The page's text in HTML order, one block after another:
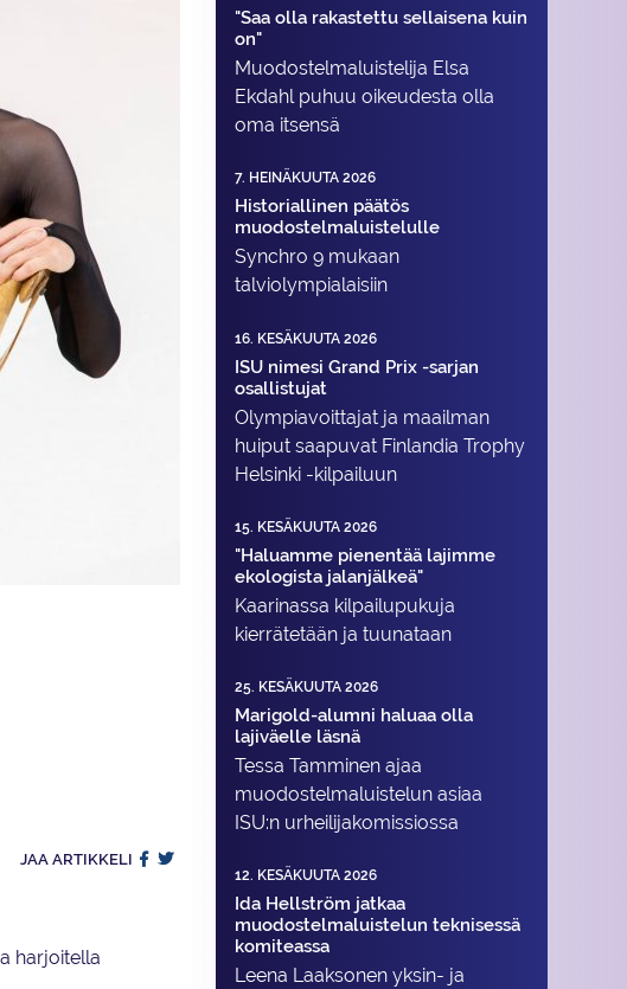
JAA ARTIKKELI
harjoitella
"Saa olla rakastettu sellaisena kuin
on"
Muodostelma­luistelija Elsa
Ekdahl puhuu oikeudesta olla
oma itsensä
7. HEINÄKUUTA 2026
Historiallinen päätös
muodostelmaluistelulle
Synchro 9 mukaan
talviolympialaisiin
16. KESÄKUUTA 2026
ISU nimesi Grand Prix -sarjan
osallistujat
Olympiavoittajat ja maailman
huiput saapuvat Finlandia Trophy
Helsinki -kilpailuun
15. KESÄKUUTA 2026
"Haluamme pienentää lajimme
ekologista jalanjälkeä"
Kaarinassa kilpailupukuja
kierrätetään ja tuunataan
25. KESÄKUUTA 2026
Marigold-alumni haluaa olla
lajiväelle läsnä
Tessa Tamminen ajaa
muodostelma­luistelun asiaa
ISU:n urheilija­komissiossa
12. KESÄKUUTA 2026
Ida Hellström jatkaa
muodostelmaluistelun teknisessä
komiteassa
Leena Laaksonen yksin- ja